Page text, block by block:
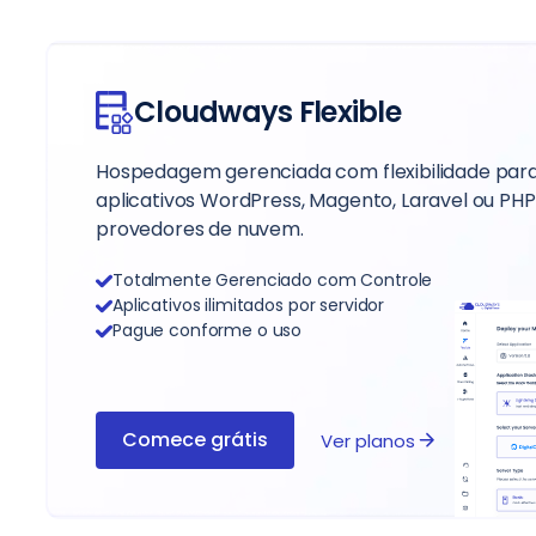
Cloudways Flexible
Hospedagem gerenciada com flexibilidade
aplicativos WordPress, Magento, Laravel ou
provedores de nuvem.
Totalmente Gerenciado com Controle
Aplicativos ilimitados por servidor
Pague conforme o uso
Comece grátis Ver planos